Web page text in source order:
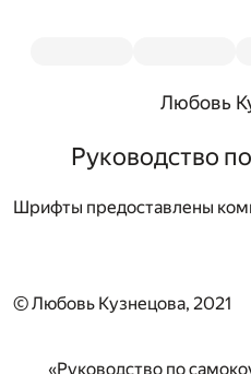
Любовь
Руководство
Шрифты предоставлены
© Любовь Кузнецова, 2021
«Руководство по